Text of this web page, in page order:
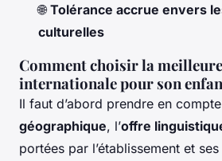
🌐Tolérance accrue envers
culturelles
Comment choisir la
internationale pour son
Il faut d’abord prendre en
géographique, l’offre
portées par l’établissement et